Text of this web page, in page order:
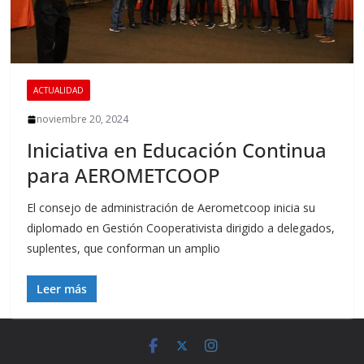
ACTUALIDAD
noviembre 20, 2024
Iniciativa en Educación Continua
para AEROMETCOOP
El consejo de administración de Aerometcoop inicia su
diplomado en Gestión Cooperativista dirigido a delegados,
suplentes, que conforman un amplio
Leer más